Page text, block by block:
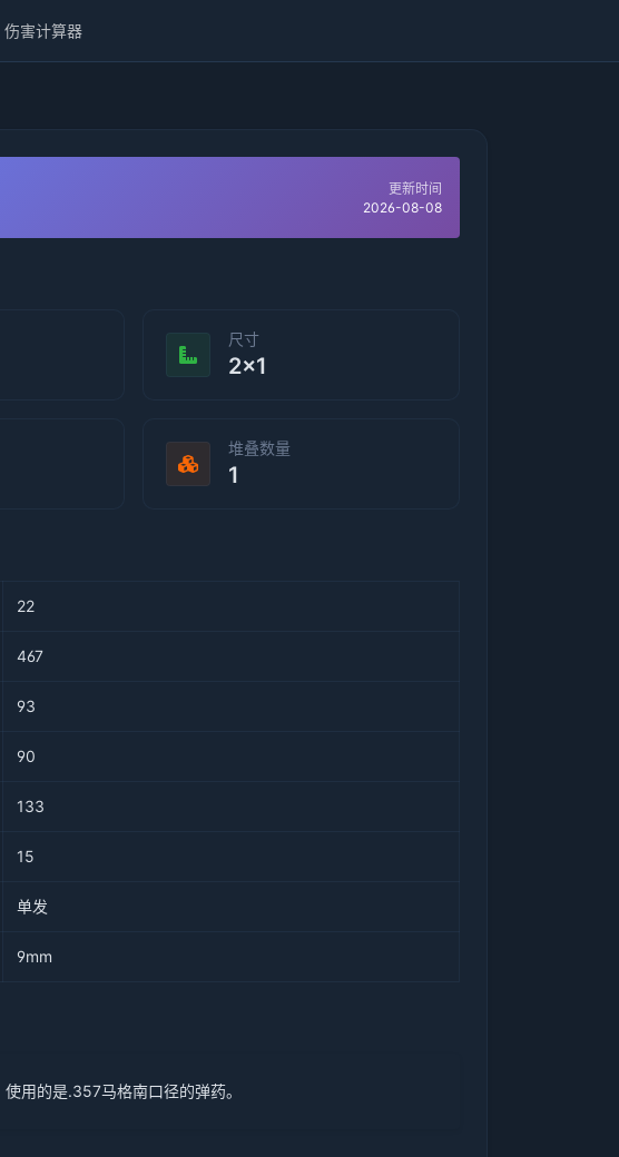
伤害计算器
更新时间
2026-08-08
尺寸
2×1
堆叠数量
1
22
467
93
90
133
15
单发
9mm
用的是.357马格南口径的弹药。